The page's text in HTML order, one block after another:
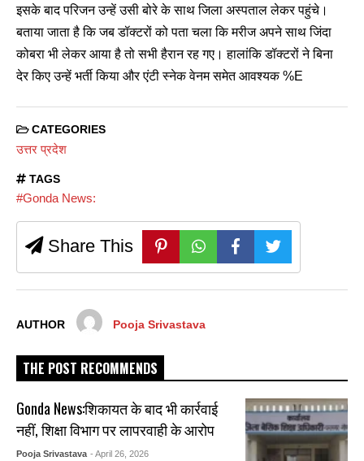
इसके बाद परिजन उन्हें उसी बोरे के साथ जिला अस्पताल लेकर पहुंचे।
बताया जाता है कि जब डॉक्टरों को पता चला कि मरीज अपने साथ जिंदा
कोबरा भी लेकर आया है तो सभी हैरान रह गए। हालांकि डॉक्टरों ने बिना
देर किए उन्हें भर्ती किया और एंटी स्नेक वेनम समेत आवश्यक %E
CATEGORIES
उत्तर प्रदेश
TAGS
#Gonda News:
Share This
AUTHOR Pooja Srivastava
THE POST RECOMMENDS
Gonda News:शिकायत के बाद भी कार्रवाई
नहीं, शिक्षा विभाग पर लापरवाही के आरोप
Pooja Srivastava - April 26, 2026